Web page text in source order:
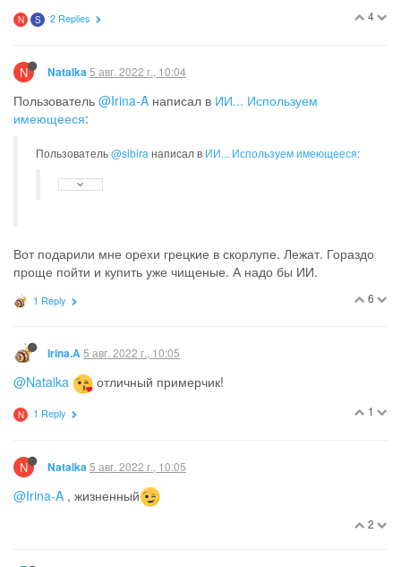
4
N S 2 Replies
N Natalka 5 авг. 2022 г., 10:04
Пользователь @Irina-A написал в ИИ... Используем
имеющееся:
Пользователь@sibira написал в ИИ... Используем имеющееся:
Вот подарили мне орехи грецкие в скорлупе. Лежат. Гораздо
проще пойти и купить уже чищеные. А надо бы ИИ.
6
1 Reply
Irina.A5 авг. 2022 г., 10:05
@Natalka отличный примерчик!
1
N 1 Reply
N Natalka 5 авг. 2022 г., 10:05
@Irina-A , жизненный
2